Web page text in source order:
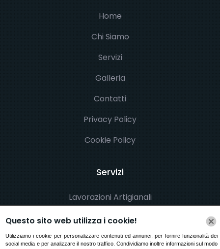
Home
Chi Siamo
Servizi
Galleria
Contatti
Privacy Policy
Cookie Policy
Servizi
Lavorazioni Artigianali
Oblò su Misura
Piane Tavoli e Mensole in Legno a Richiesta del
Questo sito web utilizza i cookie!
Utilizziamo i cookie per personalizzare contenuti ed annunci, per fornire funzionalità dei
social media e per analizzare il nostro traffico. Condividiamo inoltre informazioni sul modo